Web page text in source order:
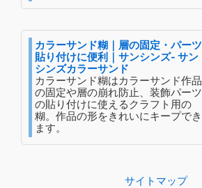
カラーサンド糊｜層の固定・パーツ
貼り付けに便利｜サンシンズ- サン
シンズカラーサンド
カラーサンド糊はカラーサンド作品
の固定や層の崩れ防止、装飾パーツ
の貼り付けに使えるクラフト用の
糊。作品の形をきれいにキープでき
ます。
サイトマップ